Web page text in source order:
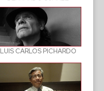
LUIS CARLOS PICHARDO